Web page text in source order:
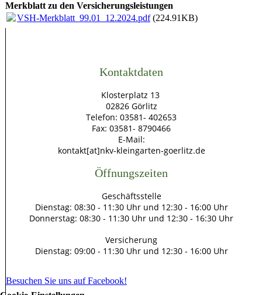
Merkblatt zu den Versicherungsleistungen
VSH-Merkblatt_99.01_12.2024.pdf(224.91KB)
Kontaktdaten
Klosterplatz 13
02826 Görlitz
Telefon: 03581- 402653
Fax: 03581- 8790466
E-Mail:
kontakt[at]nkv-kleingarten-goerlitz.de
Öffnungszeiten
Geschäftsstelle
Dienstag: 08:30 - 11:30 Uhr und 12:30 - 16:00 Uhr
Donnerstag: 08:30 - 11:30 Uhr und 12:30 - 16:30 Uhr
Versicherung
Dienstag: 09:00 - 11:30 Uhr und 12:30 - 16:00 Uhr
Besuchen Sie uns auf Facebook!